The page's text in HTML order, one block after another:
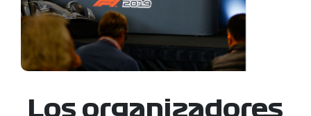
Los organizadores